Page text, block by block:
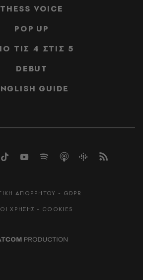
THESS VOICE
POP UP
ΤΙΣ 4 ΣΤΙΣ 5
DEBUT
GUIDE
ΑΠΟΡΡΗΤΟΥ - GDPR
ΧΡΗΣΗΣ - COOKIES